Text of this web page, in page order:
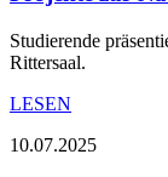
Studierende
Rittersaal.
LESEN
10.07.2025